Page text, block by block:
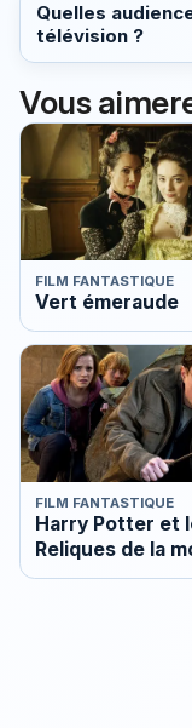
Quelles
télévision ?
Vous
FILM FANTASTIQUE
Vert émeraude
FILM FANTASTIQUE
Harry Potter et
Reliques de la
2e partie